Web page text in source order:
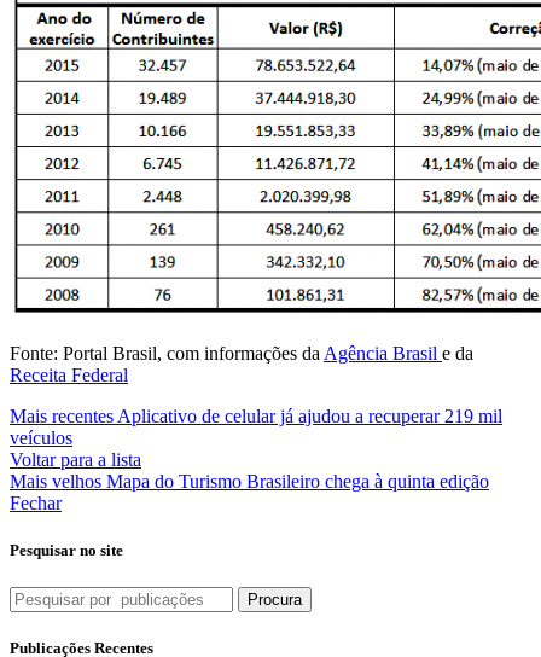
Fonte: Portal Brasil, com informações da Agência Brasil e da
Receita Federal
Mais recentes Aplicativo de celular já ajudou a recuperar 219 mil
veículos
Voltar para a lista
Mais velhos Mapa do Turismo Brasileiro chega à quinta edição
Fechar
Pesquisar no site
Procura
Publicações Recentes